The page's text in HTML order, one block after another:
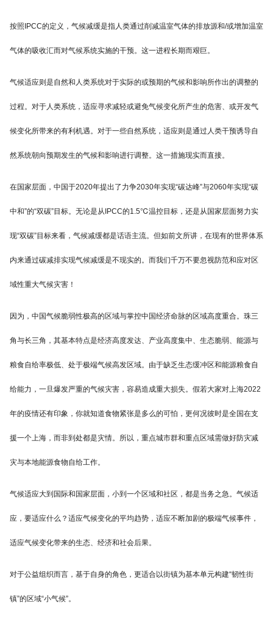
按照IPCC的定义，气候减缓是指人类通过削减温室气体的排放源和/或增加温室
气体的吸收汇而对气候系统实施的干预。这一进程长期而艰巨。
气候适应则是自然和人类系统对于实际的或预期的气候和影响所作出的调整的
过程。对于人类系统，适应寻求减轻或避免气候变化所产生的危害、或开发气
候变化所带来的有利机遇。对于一些自然系统，适应则是通过人类干预诱导自
然系统朝向预期发生的气候和影响进行调整。这一措施现实而直接。
在国家层面，中国于2020年提出了力争2030年实现“碳达峰”与2060年实现“碳
中和”的“双碳”目标。无论是从IPCC的1.5℃温控目标，还是从国家层面努力实
现“双碳”目标来看，气候减缓都是话语主流。但如前文所讲，在现有的世界体系
内来通过碳减排实现气候减缓是不现实的。而我们千万不要忽视防范和应对区
域性重大气候灾害！
因为，中国气候脆弱性极高的区域与掌控中国经济命脉的区域高度重合。珠三
角与长三角，其基本特点是经济高度发达、产业高度集中、生态脆弱、能源与
粮食自给率极低、处于极端气候高发区域。由于缺乏生态缓冲区和能源粮食自
给能力，一旦爆发严重的气候灾害，容易造成重大损失。假若大家对上海2022
年的疫情还有印象，你就知道食物紧张是多么的可怕，更何况彼时是全国在支
援一个上海，而非到处都是灾情。所以，重点城市群和重点区域需做好防灾减
灾与本地能源食物自给工作。
气候适应大到国际和国家层面，小到一个区域和社区，都是当务之急。气候适
应，要适应什么？适应气候变化的平均趋势，适应不断加剧的极端气候事件，
适应气候变化带来的生态、经济和社会后果。
对于公益组织而言，基于自身的角色，更适合以街镇为基本单元构建“韧性街
镇”的区域“小气候”。